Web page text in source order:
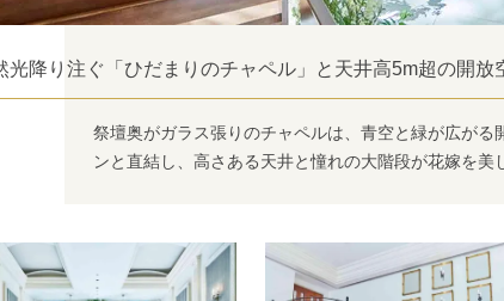
光降り注ぐ「ひだまりのチャペル」と天井高5m超の開放
祭壇奥がガラス張りのチャペルは、青空と緑が広がる
ンと直結し、高さある天井と憧れの大階段が花嫁を美